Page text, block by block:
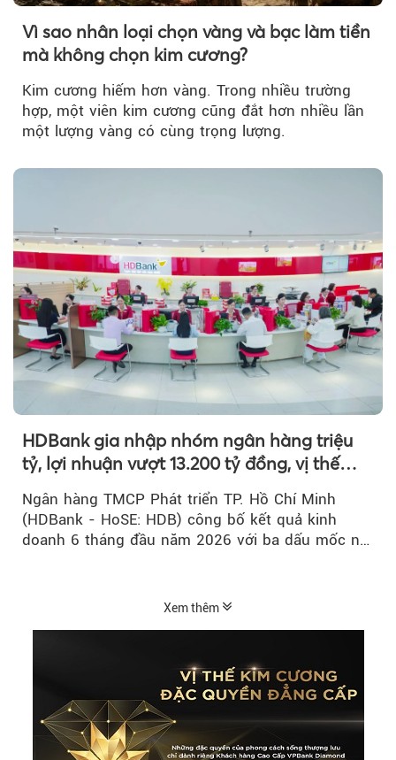
Vì sao nhân loại chọn vàng và bạc làm tiền
mà không chọn kim cương?
Kim cương hiếm hơn vàng. Trong nhiều trường
hợp, một viên kim cương cũng đắt hơn nhiều lần
một lượng vàng có cùng trọng lượng.
HDBank gia nhập nhóm ngân hàng triệu
tỷ, lợi nhuận vượt 13.200 tỷ đồng, vị thế
mới trên thị trường vốn quốc tế
Ngân hàng TMCP Phát triển TP. Hồ Chí Minh
(HDBank - HoSE: HDB) công bố kết quả kinh
doanh 6 tháng đầu năm 2026 với ba dấu mốc nổi
Xem thêm